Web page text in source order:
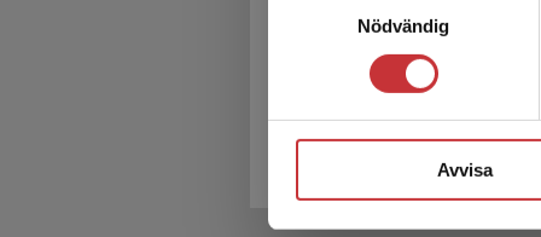
Nödvändig
Avvisa
Palliativ vård
Melin-Johansson, Christina m.fl.
434 krinkl. moms